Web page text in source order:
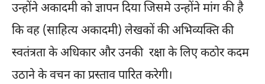
उन्होंने अकादमी को ज्ञापन दिया जिसमे उन्होंने मांग की है
कि वह (साहित्य अकादमी) लेखकों की अभिव्यक्ति की
स्वतंत्रता के अधिकार और उनकी रक्षा के लिए कठोर कदम
उठाने के वचन का प्रस्ताव पारित करेगी।